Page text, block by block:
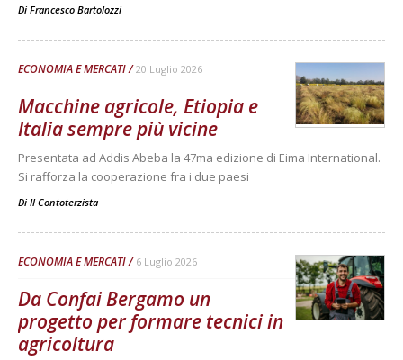
Di Francesco Bartolozzi
ECONOMIA E MERCATI 20 Luglio 2026
Macchine agricole, Etiopia e
Italia sempre più vicine
Presentata ad Addis Abeba la 47ma edizione di Eima International.
Si rafforza la cooperazione fra i due paesi
Di Il Contoterzista
ECONOMIA E MERCATI 6 Luglio 2026
Da Confai Bergamo un
progetto per formare tecnici in
agricoltura